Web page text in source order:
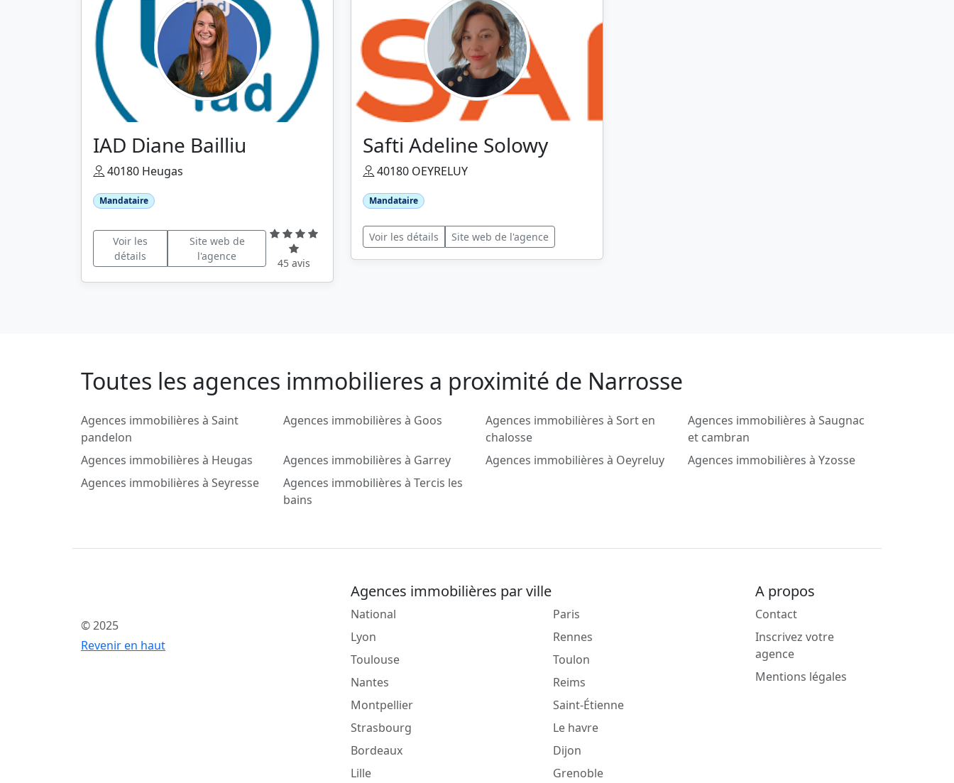
IAD Diane Bailliu
40180 Heugas
Mandataire
Voir les
détails
Site web de
l'agence
45 avis
Safti Adeline Solowy
40180 OEYRELUY
Mandataire
Voir les détails Site web de l'agence
Toutes les agences immobilieres a proximité de Narrosse
Agences immobilières à Saint
pandelon
Agences immobilières à Goos
Agences immobilières à Sort en
chalosse
Agences immobilières à Saugnac
et cambran
Agences immobilières à Heugas
Agences immobilières à Garrey Agences immobilières à Oeyreluy
Agences immobilières à Yzosse
Agences immobilières à Seyresse
Agences immobilières à Tercis les
bains
© 2025
Revenir en haut
Agences immobilières par ville
National
Lyon
Toulouse
Nantes
Montpellier
Strasbourg
Bordeaux
Lille
Paris
Rennes
Toulon
Reims
Saint-Étienne
Le havre
Dijon
Grenoble
A propos
Contact
Inscrivez votre
agence
Mentions légales